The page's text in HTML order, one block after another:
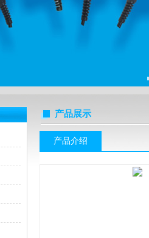
产品展示
产品介绍